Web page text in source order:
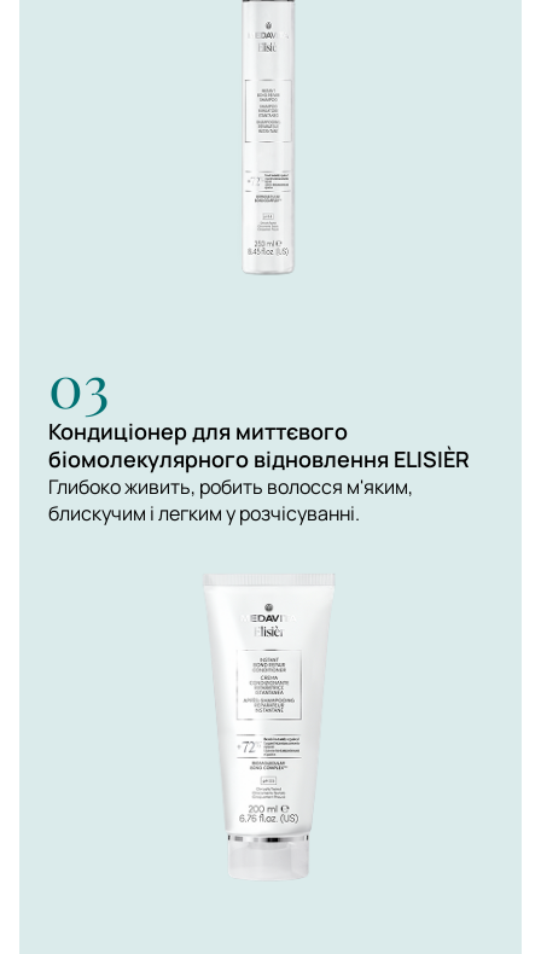
03
Кондиціонер для миттєвого
біомолекулярного відновлення ELISIÈR
Глибоко живить, робить волосся м'яким,
блискучим і легким у розчісуванні.